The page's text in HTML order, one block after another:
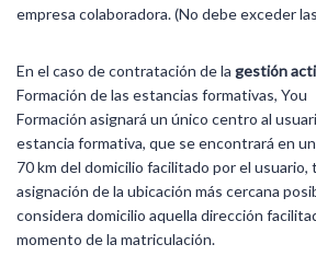
empresa colaboradora. (No debe exceder
En el caso de contratación de la gestión
Formación de las estancias formativas, You
Formación asignará un único centro al
estancia formativa, que se encontrará en
70 km del domicilio facilitado por el usuario,
asignación de la ubicación más cercana
considera domicilio aquella dirección
momento de la matriculación.